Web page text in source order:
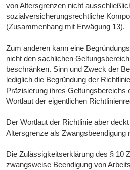
von Altersgrenzen nicht
sozialversicherungsrechtliche
(Zusammenhang mit Erwägung 13).
Zum anderen kann eine
nicht den sachlichen
beschränken. Sinn und Zweck der
lediglich die Begründung der
Präzisierung ihres Geltungsbereichs
Wortlaut der eigentlichen
Der Wortlaut der Richtlinie aber
Altersgrenze als Zwangsbeendigung
Die Zulässigkeitserklärung des § 10
zwangsweise Beendigung von